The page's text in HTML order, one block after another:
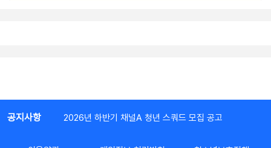
공지사항 2026년 하반기 채널A 청년 스쿼드 모집 공고